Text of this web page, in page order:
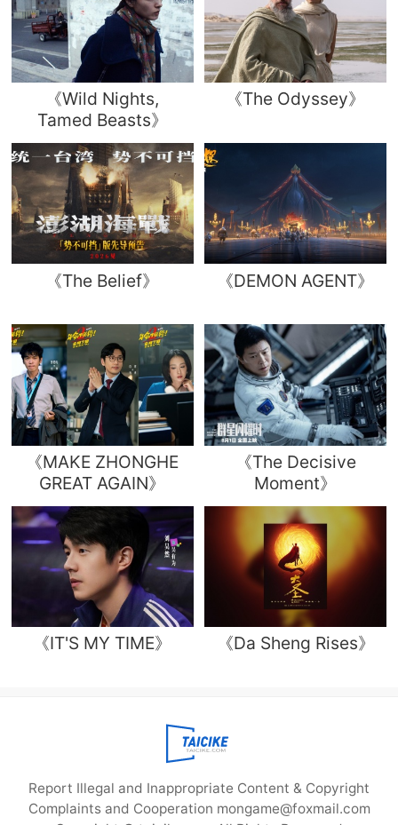
《Wild Nights,
Tamed Beasts》
《The Odyssey》
《The Belief》 《DEMON AGENT》
《MAKE ZHONGHE
GREAT AGAIN》
《The Decisive
Moment》
《IT'S MY TIME》 《Da Sheng Rises》
Report Illegal and Inappropriate Content & Copyright
Complaints and Cooperation mongame@foxmail.com